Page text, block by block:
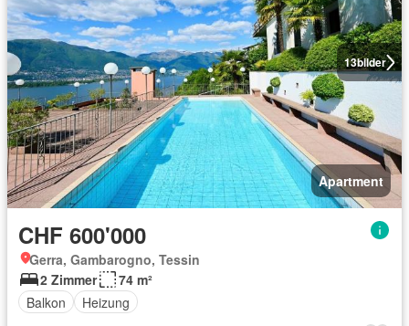
13bilder
Apartment
CHF 600'000
Gerra, Gambarogno, Tessin
2 Zimmer
74 m²
Balkon
Heizung